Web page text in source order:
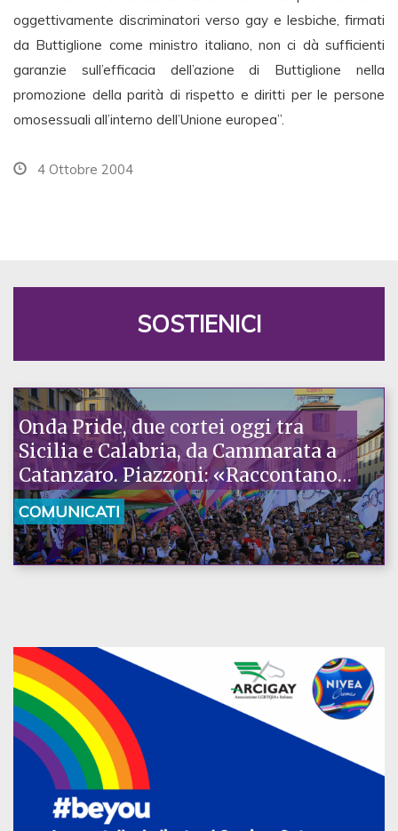
oggettivamente discriminatori verso gay e lesbiche, firmati
da Buttiglione come ministro italiano, non ci dà sufficienti
garanzie sull’efficacia dell’azione di Buttiglione nella
promozione della parità di rispetto e diritti per le persone
omosessuali all’interno dell’Unione europea”.
4 Ottobre 2004
SOSTIENICI
Onda Pride, due cortei oggi tra
Sicilia e Calabria, da Cammarata a
Catanzaro. Piazzoni: «Raccontano
la nostra ostinazione»
COMUNICATI